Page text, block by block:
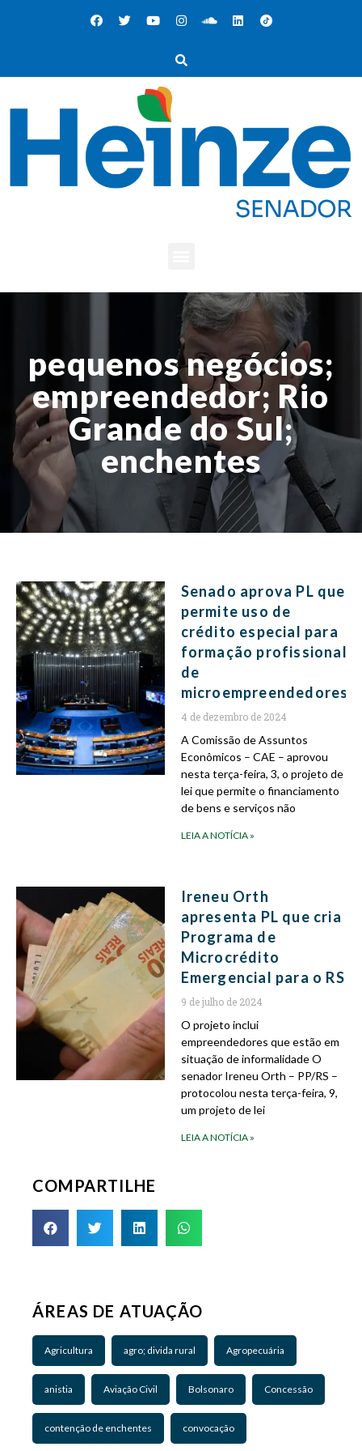
pequenos negócios;
empreendedor; Rio
Grande do Sul;
enchentes
Senado aprova PL que
permite uso de
crédito especial para
formação profissional
de
microempreendedores
4 de dezembro de 2024
A Comissão de Assuntos
Econômicos – CAE – aprovou
nesta terça-feira, 3, o projeto de
lei que permite o financiamento
de bens e serviços não
LEIA A NOTÍCIA »
Ireneu Orth
apresenta PL que cria
Programa de
Microcrédito
Emergencial para o RS
9 de julho de 2024
O projeto inclui
empreendedores que estão em
situação de informalidade O
senador Ireneu Orth – PP/RS –
protocolou nesta terça-feira, 9,
um projeto de lei
LEIA A NOTÍCIA »
COMPARTILHE
ÁREAS DE ATUAÇÃO
Agricultura agro; divida rural Agropecuária
anistia Aviação Civil Bolsonaro Concessão
contenção de enchentes convocação